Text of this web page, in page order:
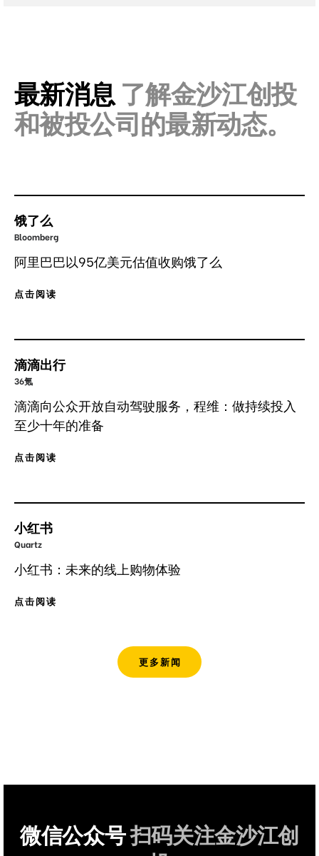
最新消息 了解金沙江创投
和被投公司的最新动态。
饿了么
Bloomberg
阿里巴巴以95亿美元估值收购饿了么
点击阅读
滴滴出行
36氪
滴滴向公众开放自动驾驶服务，程维：做持续投入
至少十年的准备
点击阅读
小红书
Quartz
小红书：未来的线上购物体验
点击阅读
更多新闻
微信公众号扫码关注金沙江创